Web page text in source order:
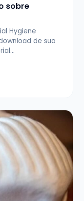
sobre
Hygiene
de sua